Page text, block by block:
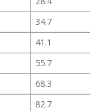
34.7
41.1
55.7
68.3
82.7